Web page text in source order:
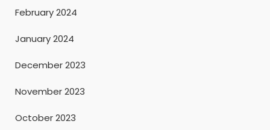
February 2024
January 2024
December 2023
November 2023
October 2023